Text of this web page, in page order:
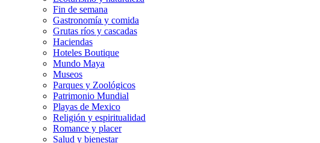
Fin de semana
Gastronomía y comida
Grutas ríos y cascadas
Haciendas
Hoteles Boutique
Mundo Maya
Museos
Parques y Zoológicos
Patrimonio Mundial
Playas de Mexico
Religión y espiritualidad
Romance y placer
Salud y bienestar